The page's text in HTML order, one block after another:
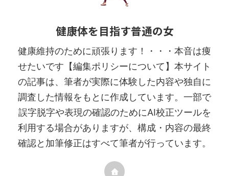
健康体を目指す普通の女
健康維持のために頑張ります！・・・本音は痩
せたいです【編集ポリシーについて】本サイト
の記事は、筆者が実際に体験した内容や独自に
調査した情報をもとに作成しています。一部で
誤字脱字や表現の確認のためにAI校正ツールを
利用する場合がありますが、構成・内容の最終
確認と加筆修正はすべて筆者が行っています。